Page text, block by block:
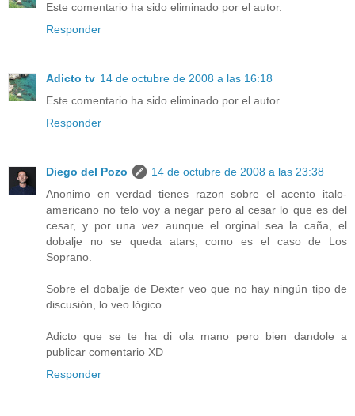
Este comentario ha sido eliminado por el autor.
Responder
Adicto tv 14 de octubre de 2008 a las 16:18
Este comentario ha sido eliminado por el autor.
Responder
Diego del Pozo
14 de octubre de 2008 a las 23:38
Anonimo en verdad tienes razon sobre el acento italo-
americano no telo voy a negar pero al cesar lo que es del
cesar, y por una vez aunque el orginal sea la caña, el
dobalje no se queda atars, como es el caso de Los
Soprano.
Sobre el dobalje de Dexter veo que no hay ningún tipo de
discusión, lo veo lógico.
Adicto que se te ha di ola mano pero bien dandole a
publicar comentario XD
Responder